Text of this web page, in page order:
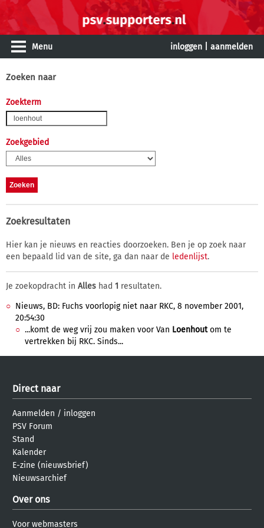
Menu inloggen aanmelden
Zoeken naar
Zoekterm
Zoekgebied
Zoekresultaten
Hier kan je nieuws en reacties doorzoeken. Ben je op zoek naar
een bepaald lid van de site, ga dan naar de ledenlijst.
Je zoekopdracht in Alles had 1 resultaten.
Nieuws, BD: Fuchs voorlopig niet naar RKC, 8 november 2001,
20:54:30
...komt de weg vrij zou maken voor Van Loenhoutom te
vertrekken bij RKC. Sinds...
Direct naar
Aanmelden / inloggen
PSV Forum
Stand
Kalender
E-zine (nieuwsbrief)
Nieuwsarchief
Over ons
Voor webmasters